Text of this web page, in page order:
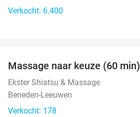
Verkocht: 6.400
Massage naar keuze (60 min)
Ekster Shiatsu & Massage
Beneden-Leeuwen
Verkocht: 178